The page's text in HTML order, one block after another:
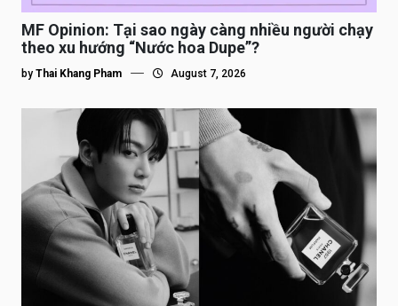
MF Opinion: Tại sao ngày càng nhiều người chạy
theo xu hướng “Nước hoa Dupe”?
by Thai Khang Pham August 7, 2026